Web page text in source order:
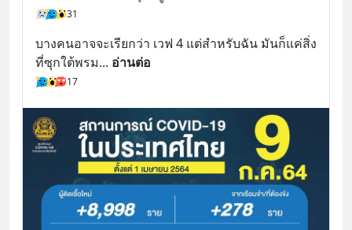
31
บางคนอาจจะเรียกว่า เวฟ 4 แต่สำหรับฉัน มันก็แค่สิ่ง
ที่ซุกใต้พรม... อ่านต่อ
17